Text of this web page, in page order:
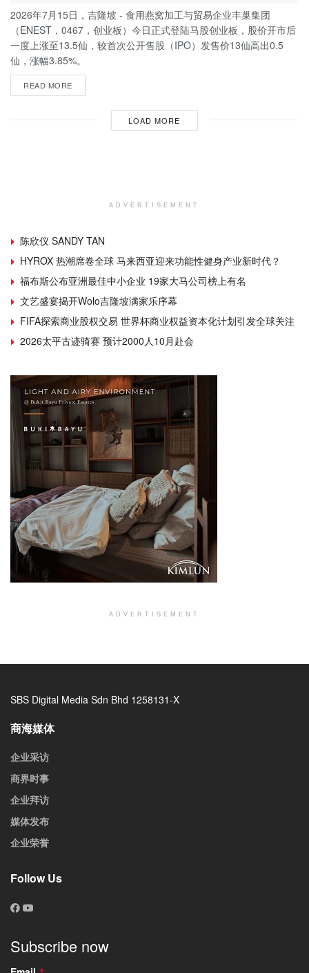
2026年7月15日，吉隆坡 - 食用燕窝加工与贸易企业丰巢集团
（ENEST，0467，创业板）今日正式登陆马股创业板，股价开市后
一度上涨至13.5仙，较首次公开售股（IPO）发售价13仙高出0.5
仙，涨幅3.85%。
READ MORE
LOAD MORE
ADVERTISEMENT
陈欣仪 SANDY TAN
HYROX 热潮席卷全球 马来西亚迎来功能性健身产业新时代？
福布斯公布亚洲最佳中小企业 19家大马公司榜上有名
文艺盛宴揭开Wolo吉隆坡满家乐序幕
FIFA探索商业股权交易 世界杯商业权益资本化计划引发全球关注
2026太平古迹骑赛 预计2000人10月赴会
ADVERTISEMENT
SBS Digital Media Sdn Bhd 1258131-X
商海媒体
企业采访
商界时事
企业拜访
媒体发布
企业荣誉
Follow Us
Subscribe now